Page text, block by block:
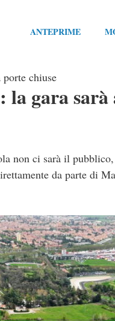
ANTEPRIME
chiuse
gara sarà
non ci sarà il
da parte di